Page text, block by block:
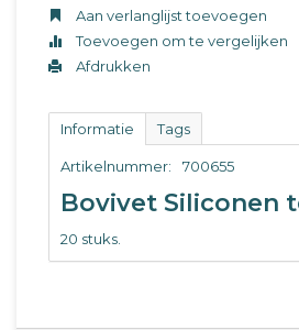
Aan verlanglijst toevoegen
Toevoegen om te vergelijken
Afdrukken
Informatie Tags
Artikelnummer: 700655
Bovivet Siliconen
20 stuks.